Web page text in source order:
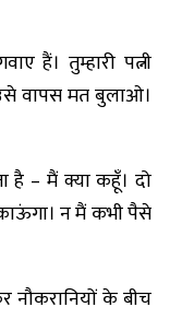
हैं। तुम्हारी पत्नी
वापस मत बुलाओ।
है – मैं क्या कहूँ। दो
न मैं कभी पैसे
नौकरानियों के बीच